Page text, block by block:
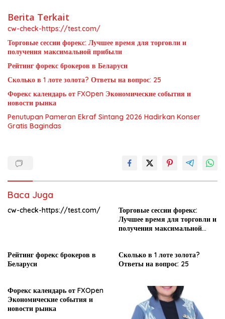
Berita Terkait
cw-check-https://test.com/
Торговые сессии форекс: Лучшее время для торговли и
получения максимальной прибыли
Рейтинг форекс брокеров в Беларуси
Сколько в 1 лоте золота? Ответы на вопрос: 25
Форекс календарь от FXOpen Экономические события и
новости рынка
Penutupan Pameran Ekraf Sintang 2026 Hadirkan Konser
Gratis Bagindas
Baca Juga
cw-check-https://test.com/
Торговые сессии форекс:
Лучшее время для торговли и
получения максимальной
Рейтинг форекс брокеров в
Беларуси
Сколько в 1 лоте золота?
Ответы на вопрос: 25
Форекс календарь от FXOpen
Экономические события и
новости рынка